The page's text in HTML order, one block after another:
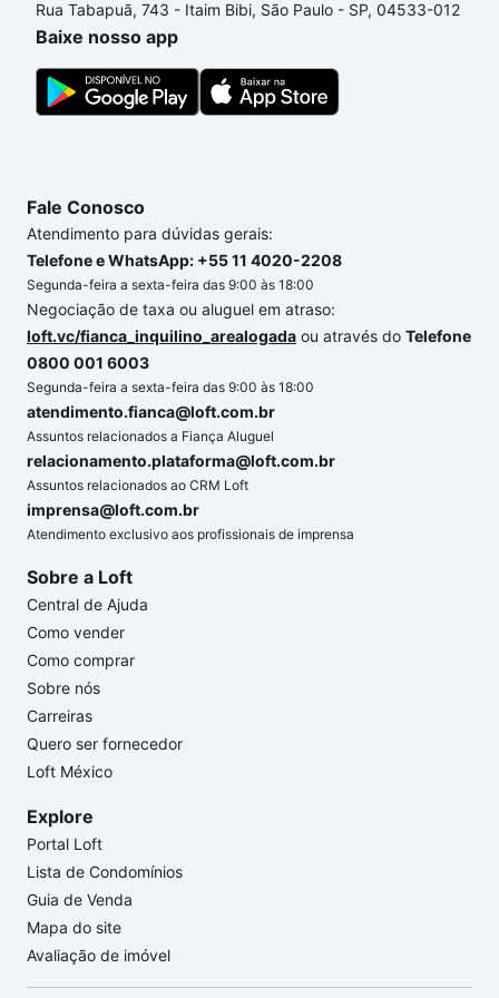
processo de compra, veja em nosso portal quanto
custa comprar um apartamento
gente para comprar o imóvel dos seus sonhos com
segurança e conforto. Loft, com você até as
Rua Tabapuã, 743 - Itaim Bibi, São Paulo - SP, 04533-012
Baixe nosso app
Fale Conosco
Atendimento para dúvidas gerais:
Telefone e WhatsApp: +55 11 4020-2208
Segunda-feira a sexta-feira das 9:00 às 18:00
Negociação de taxa ou aluguel em atraso:
loft.vc/fianca_inquilino_arealogada ou através do Telefone
0800 001 6003
Segunda-feira a sexta-feira das 9:00 às 18:00
atendimento.fianca@loft.com.br
Assuntos relacionados a Fiança Aluguel
relacionamento.plataforma@loft.com.br
Assuntos relacionados ao CRM Loft
imprensa@loft.com.br
Atendimento exclusivo aos profissionais de imprensa
Sobre a Loft
Central de Ajuda
Como vender
Como comprar
Sobre nós
Carreiras
Quero ser fornecedor
Loft México
Explore
Portal Loft
Lista de Condomínios
Guia de Venda
Mapa do site
Avaliação de imóvel